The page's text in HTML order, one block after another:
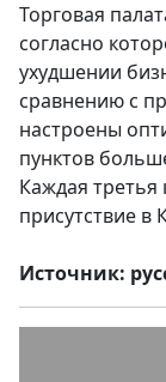
Торговая
согласно
ухудшении
сравнению с
настроены
пунктов
Каждая
присутствие в
Источник: